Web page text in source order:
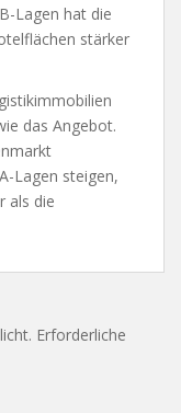
Lagen hat die
stärker
das Angebot.
Lagen steigen,
als die
Erforderliche